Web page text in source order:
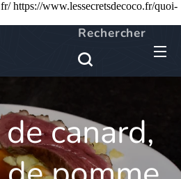
https://www.lessecretsdecoco.fr/quoi-
Rechercher
canard,